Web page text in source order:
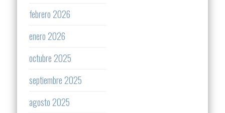
febrero 2026
enero 2026
octubre 2025
septiembre 2025
agosto 2025